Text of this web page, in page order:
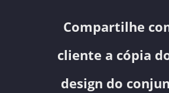
Compartilhe
cliente a cópia
design do